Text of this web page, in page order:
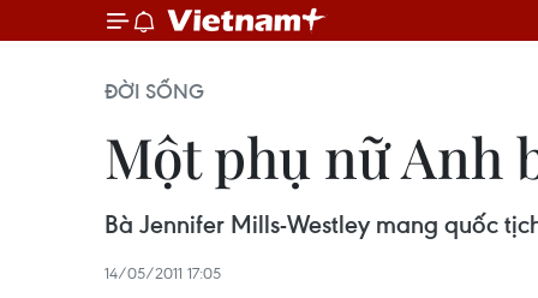
ĐỜI SỐNG
Một phụ nữ Anh
Bà Jennifer Mills-Westley mang quốc
14/05/2011 17:05